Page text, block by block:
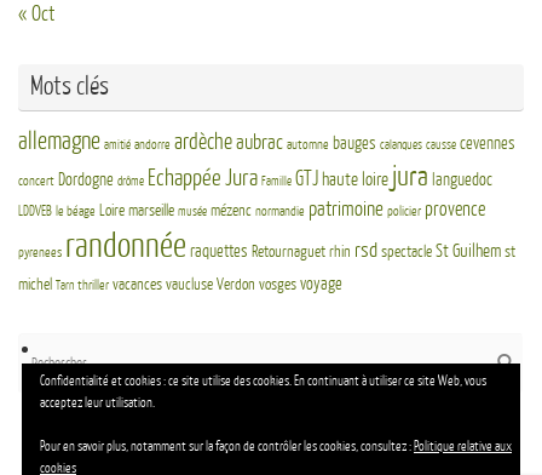
« Oct
Mots clés
allemagne amitié andorre ardècheaubrac automne bauges calanques causse cevennes
concert Dordogne drôme Echappée Jura Famille GTJ haute loire jura languedoc
LDDVEB le béage Loire marseille musée mézenc normandie patrimoine policier provence
pyrenees randonnée raquettes Retournaguet rhin rsd spectacle St Guilhem st
michel Tarn thriller vacances vaucluse Verdon vosges voyage
Confidentialité et cookies : ce site utilise des cookies. En continuant à utiliser ce site Web, vous
acceptez leur utilisation.
Pour en savoir plus, notamment sur la façon de contrôler les cookies, consultez : Politique relative aux
cookies